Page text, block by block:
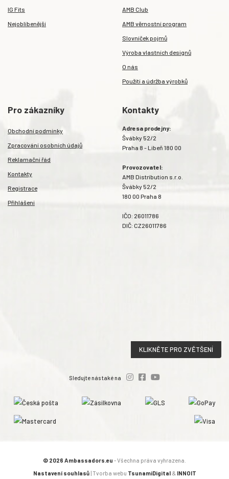
IG Fits
Nejoblíbenější
AMB Club
AMB věrnostní program
Slovníček pojmů
Výroba vlastních designů
O nás
Použití a údržba výrobků
Pro zákazníky
Obchodní podmínky
Zpracování osobních údajů
Reklamační řád
Kontakty
Registrace
Přihlášení
Kontakty
Adresa prodejny:
Švábky 52/2
Praha 8 - Libeň 180 00
Provozovatel:
AMB Distribution s.r.o.
Švábky 52/2
180 00 Praha 8
IČO: 26011786
DIČ: CZ26011786
KLIKNĚTE PRO ZVĚTŠENÍ
Sledujte nás také na
© 2026 Ambassadors.eu - Všechna práva vyhrazena.
Nastavení souhlasů| Tvorba webu TsunamiDigital& INNOIT